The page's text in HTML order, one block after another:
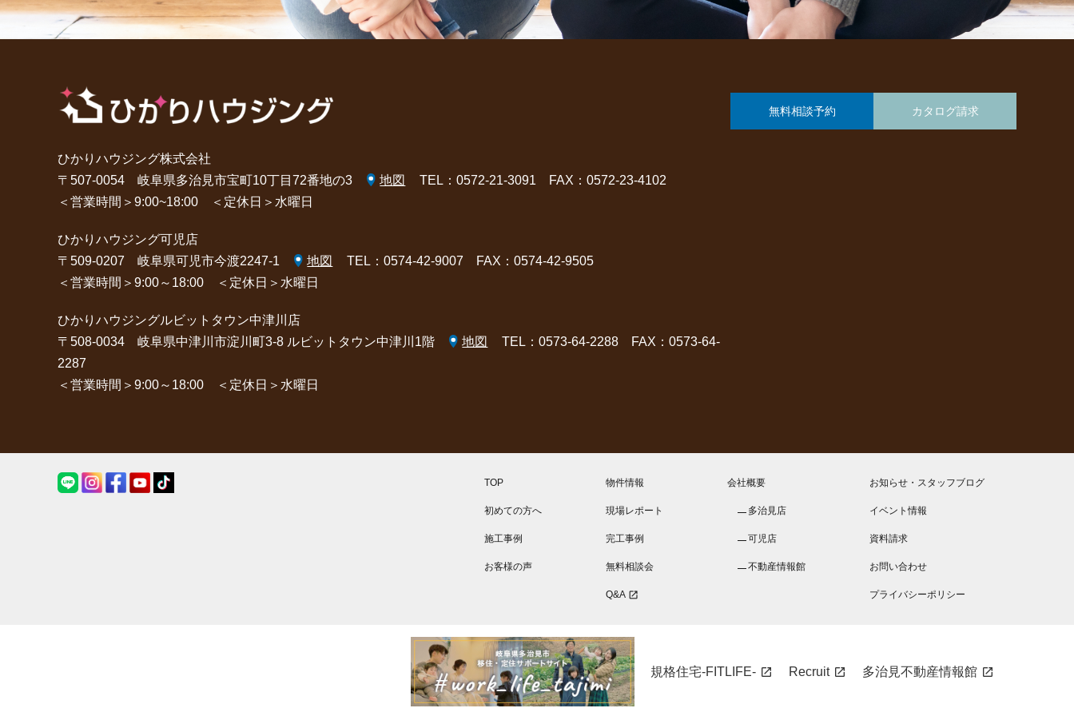
ひかりハウジング株式会社
〒507-0054 岐阜県多治見市宝町10丁目72番地の3
地図 TEL：0572-21-3091 FAX：0572-23-4102
＜営業時間＞9:00~18:00 ＜定休日＞水曜日
ひかりハウジング可児店
〒509-0207 岐阜県可児市今渡2247-1
地図 TEL：0574-42-9007 FAX：0574-42-9505
＜営業時間＞9:00～18:00 ＜定休日＞水曜日
ひかりハウジングルビットタウン中津川店
〒508-0034 岐阜県中津川市淀川町3-8 ルビットタウン中津川1階
地図 TEL：0573-64-2288 FAX：0573-64-
2287
＜営業時間＞9:00～18:00 ＜定休日＞水曜日
無料相談予約 カタログ請求
TOP
初めての方へ
施工事例
お客様の声
物件情報
現場レポート
完工事例
無料相談会
Q&A open_in_new
会社概要
多治見店
可児店
不動産情報館
お知らせ・スタッフブログ
イベント情報
資料請求
お問い合わせ
プライバシーポリシー
規格住宅-FITLIFE- open_in_new Recruit open_in_new 多治見不動産情報館 open_in_new